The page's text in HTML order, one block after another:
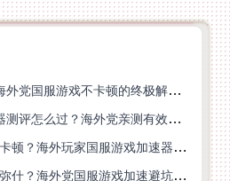
在英国打激战2卡吗？海外党国服游戏不卡顿的终极解决方案
放开那三国3海外加速器测评怎么过？海外党亲测有效的国服游戏加速指南
英国怎么玩巅峰战舰不卡顿？海外玩家国服游戏加速器终极指南
印尼的人怎么玩战双帕弥什？海外党国服游戏加速避坑指南